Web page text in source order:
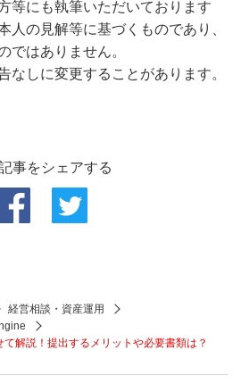
等にも執筆いただいております
人の見解等に基づくものであり、
ではありません。
しに変更することがあります。
事をシェアする
経営相談・資産運用
解説！提出するメリットや必要書類は？